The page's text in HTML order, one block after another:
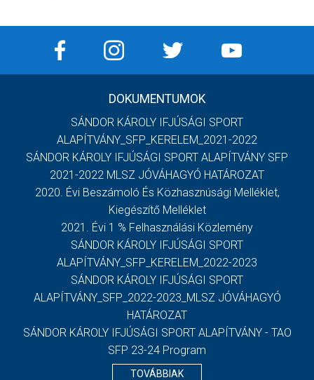
DOKUMENTUMOK
SÁNDOR KÁROLY IFJÚSÁGI SPORT
ALAPÍTVÁNY_SFP_KERELEM_2021-2022
SÁNDOR KÁROLY IFJÚSÁGI SPORT ALAPÍTVÁNY SFP
2021-2022 MLSZ JÓVÁHAGYÓ HATÁROZAT
2020. Évi Beszámoló És Közhasznúsági Melléklet,
Kiegészítő Melléklet
2021. Évi 1 % Felhasználási Közlemény
SÁNDOR KÁROLY IFJÚSÁGI SPORT
ALAPÍTVÁNY_SFP_KERELEM_2022-2023
SÁNDOR KÁROLY IFJÚSÁGI SPORT
ALAPÍTVÁNY_SFP_2022-2023_MLSZ JÓVÁHAGYÓ
HATÁROZAT
SÁNDOR KÁROLY IFJÚSÁGI SPORT ALAPÍTVÁNY - TAO
SFP 23-24 Program
TOVÁBBIAK